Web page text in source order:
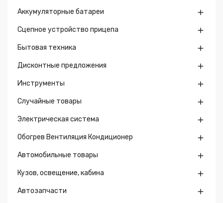
Аккумуляторные батареи 
Сцепное устройство прицепа 
Бытовая техника 
Дисконтные предложения 
Инструменты 
Случайные товары 
Электрическая система 
Обогрев Вентиляция Кондиционер 
Автомобильные товары 
Кузов, освещение, кабина 
Автозапчасти 